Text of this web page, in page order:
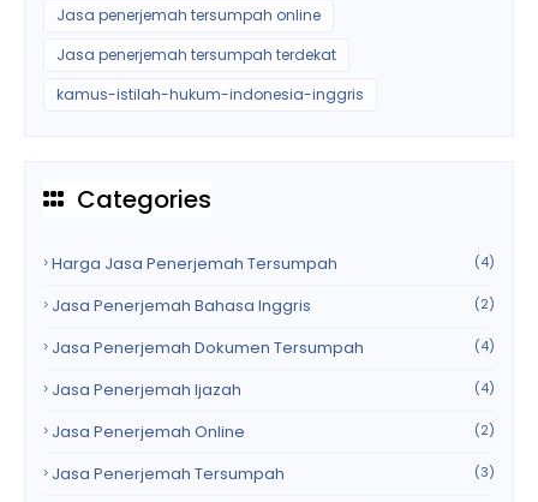
Jasa penerjemah tersumpah online
Jasa penerjemah tersumpah terdekat
kamus-istilah-hukum-indonesia-inggris
Categories
Harga Jasa Penerjemah Tersumpah (4)
Jasa Penerjemah Bahasa Inggris (2)
Jasa Penerjemah Dokumen Tersumpah (4)
Jasa Penerjemah Ijazah (4)
Jasa Penerjemah Online (2)
Jasa Penerjemah Tersumpah (3)